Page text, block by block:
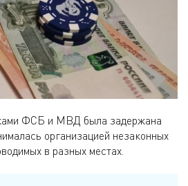
ФСБ и МВД была задержана
организацией незаконных
в разных местах.